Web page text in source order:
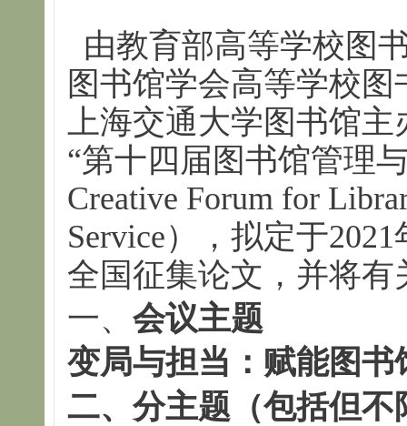
由教育部高等学校图
图书馆学会高等学校
上海交通大学图书馆
“第十四届图书馆管理
Creative Forum for
Service），拟定于
全国征集论文，并将
一、 会议主题
变局与担当：赋能图书
二、分主题（包括但不